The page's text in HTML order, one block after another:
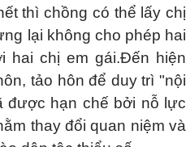
thì chồng có thể lấy chị
lại không cho phép hai
hai chị em gái.Đến hiện
tảo hôn để duy trì "nội
được hạn chế bởi nỗ lực
thay đổi quan niệm và